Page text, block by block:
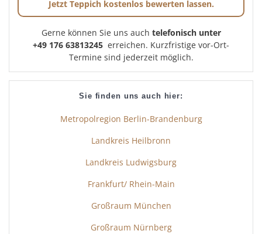
Jetzt Teppich kostenlos bewerten lassen.
Gerne können Sie uns auch telefonisch unter
+49 176 63813245 erreichen. Kurzfristige vor-Ort-
Termine sind jederzeit möglich.
Sie finden uns auch hier:
Metropolregion Berlin-Brandenburg
Landkreis Heilbronn
Landkreis Ludwigsburg
Frankfurt/ Rhein-Main
Großraum München
Großraum Nürnberg